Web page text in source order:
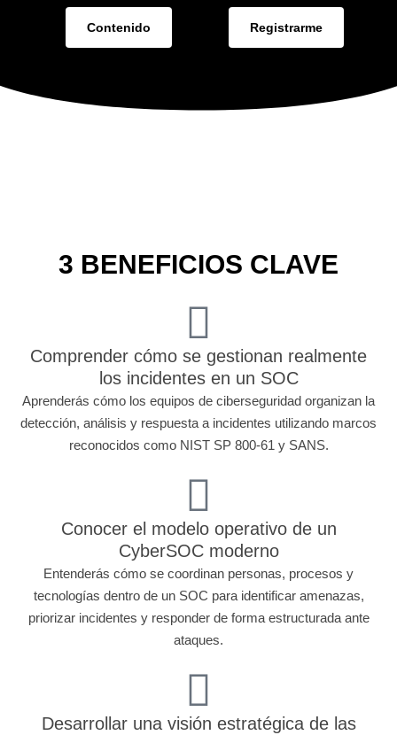
Contenido Registrarme
3 BENEFICIOS CLAVE
Comprender cómo se gestionan realmente
los incidentes en un SOC
Aprenderás cómo los equipos de ciberseguridad organizan la
detección, análisis y respuesta a incidentes utilizando marcos
reconocidos como NIST SP 800-61 y SANS.
Conocer el modelo operativo de un
CyberSOC moderno
Entenderás cómo se coordinan personas, procesos y
tecnologías dentro de un SOC para identificar amenazas,
priorizar incidentes y responder de forma estructurada ante
ataques.
Desarrollar una visión estratégica de las